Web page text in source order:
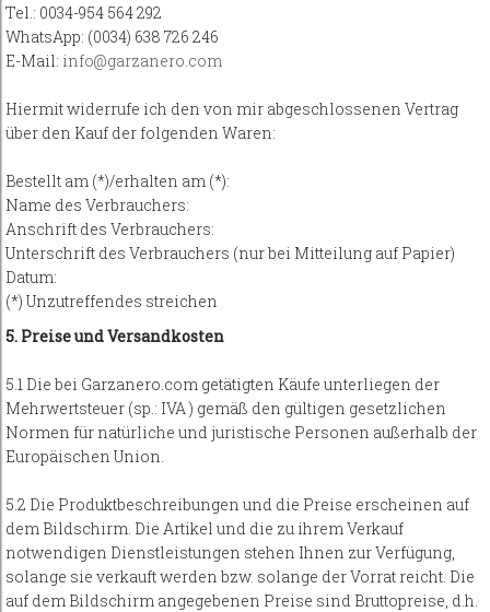
Tel.: 0034-954 564 292
WhatsApp: (0034) 638 726 246
E-Mail: info@garzanero.com
Hiermit widerrufe ich den von mir abgeschlossenen Vertrag
über den Kauf der folgenden Waren:
Bestellt am (*)/erhalten am (*):
Name des Verbrauchers:
Anschrift des Verbrauchers:
Unterschrift des Verbrauchers (nur bei Mitteilung auf Papier)
Datum:
(*) Unzutreffendes streichen
5. Preise und Versandkosten
5.1 Die bei Garzanero.com getätigten Käufe unterliegen der
Mehrwertsteuer (sp.: IVA ) gemäß den gültigen gesetzlichen
Normen für natürliche und juristische Personen außerhalb der
Europäischen Union.
5.2 Die Produktbeschreibungen und die Preise erscheinen auf
dem Bildschirm. Die Artikel und die zu ihrem Verkauf
notwendigen Dienstleistungen stehen Ihnen zur Verfügung,
solange sie verkauft werden bzw. solange der Vorrat reicht. Die
auf dem Bildschirm angegebenen Preise sind Bruttopreise, d.h.